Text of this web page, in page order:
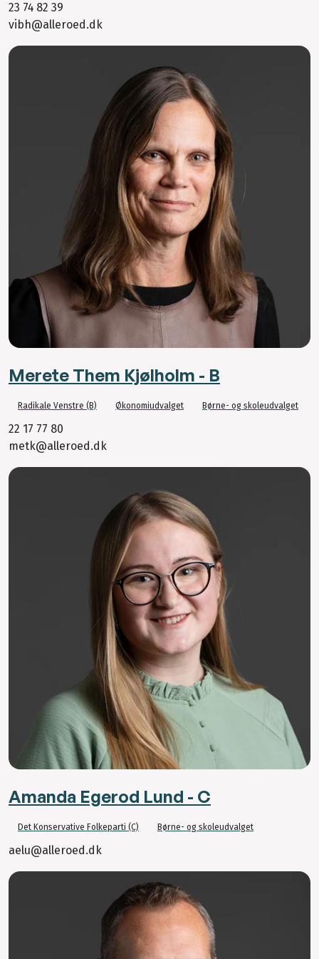
23 74 82 39
vibh@alleroed.dk
Merete Them Kjølholm - B
Radikale Venstre (B) Økonomiudvalget Børne- og skoleudvalget
22 17 77 80
metk@alleroed.dk
Amanda Egerod Lund - C
Det Konservative Folkeparti (C) Børne- og skoleudvalget
aelu@alleroed.dk